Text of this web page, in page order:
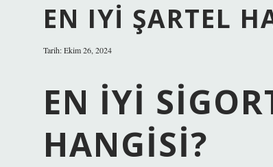
EN IYI ŞARTEL
Tarih: Ekim 26, 2024
EN IYI
HANGISI?